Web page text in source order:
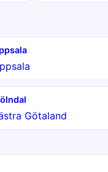
Götaland